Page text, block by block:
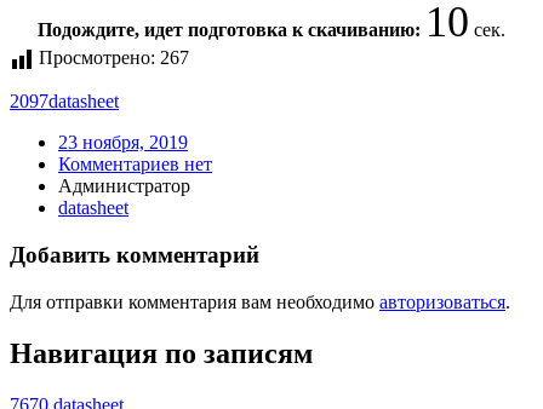
Подождите, идет подготовка к скачиванию: 10 сек.
Просмотрено: 267
2097datasheet
23 ноября, 2019
Комментариев нет
Администратор
datasheet
Добавить комментарий
Для отправки комментария вам необходимо авторизоваться.
Навигация по записям
7670 datasheet